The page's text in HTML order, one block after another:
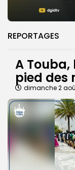
REPORTAGES
A
pied des
dimanche 2